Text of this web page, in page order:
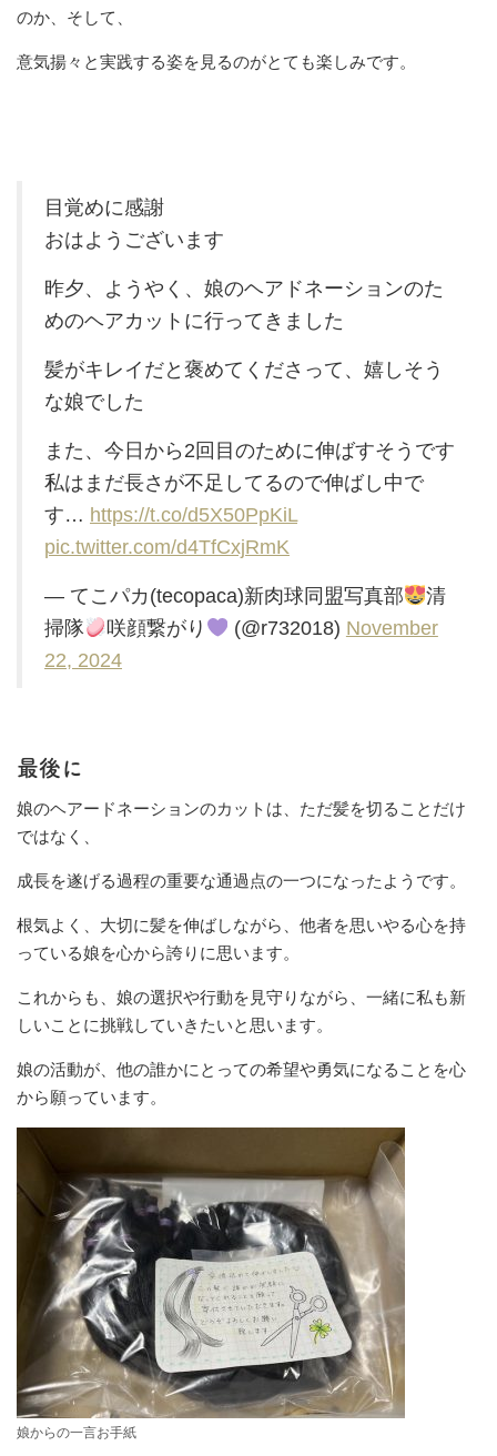
のか、そして、
意気揚々と実践する姿を見るのがとても楽しみです。
目覚めに感謝
おはようございます
昨夕、ようやく、娘のヘアドネーションのた
めのヘアカットに行ってきました
髪がキレイだと褒めてくださって、嬉しそう
な娘でした
また、今日から2回目のために伸ばすそうです
私はまだ長さが不足してるので伸ばし中で
す… https://t.co/d5X50PpKiL
pic.twitter.com/d4TfCxjRmK
— てこパカ(tecopaca)新肉球同盟写真部
清
掃隊
咲顔繋がり (@r732018) November
22, 2024
最後に
娘のヘアードネーションのカットは、ただ髪を切ることだけ
ではなく、
成長を遂げる過程の重要な通過点の一つになったようです。
根気よく、大切に髪を伸ばしながら、他者を思いやる心を持
っている娘を心から誇りに思います。
これからも、娘の選択や行動を見守りながら、一緒に私も新
しいことに挑戦していきたいと思います。
娘の活動が、他の誰かにとっての希望や勇気になることを心
から願っています。
娘からの一言お手紙